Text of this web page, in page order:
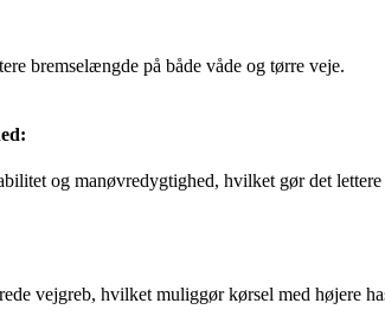
bremselængde på både våde og tørre veje.
og manøvredygtighed, hvilket gør det
vejgreb, hvilket muliggør kørsel med højere